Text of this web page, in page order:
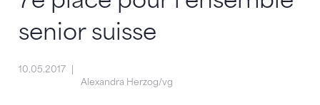
senior suisse
10.05.2017
Alexandra Herzog/vg